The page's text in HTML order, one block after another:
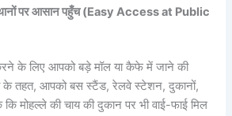
परआसानपहुँच (Easy Access at Public
के लिए आपको बड़े मॉल या कैफे में जाने की
के तहत, आपको बस स्टैंड, रेलवे स्टेशन, दुकानों,
मोहल्ले की चाय की दुकान पर भी वाई-फाई मिल